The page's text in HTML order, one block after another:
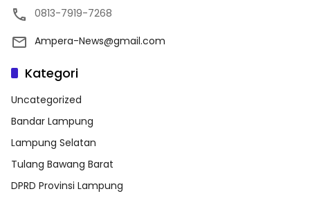
0813-7919-7268
Ampera-News@gmail.com
Kategori
Uncategorized
Bandar Lampung
Lampung Selatan
Tulang Bawang Barat
DPRD Provinsi Lampung